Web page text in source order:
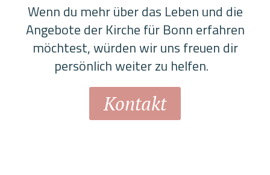
Wenn du mehr über das Leben und die
Angebote der Kirche für Bonn erfahren
möchtest, würden wir uns freuen dir
persönlich weiter zu helfen.
Kontakt